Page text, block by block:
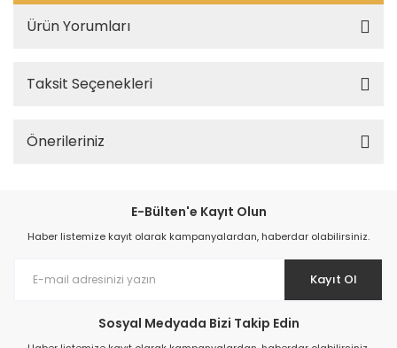
Ürün Yorumları
Taksit Seçenekleri
Önerileriniz
E-Bülten'e Kayıt Olun
Haber listemize kayıt olarak kampanyalardan, haberdar olabilirsiniz.
Kayıt Ol
Sosyal Medyada Bizi Takip Edin